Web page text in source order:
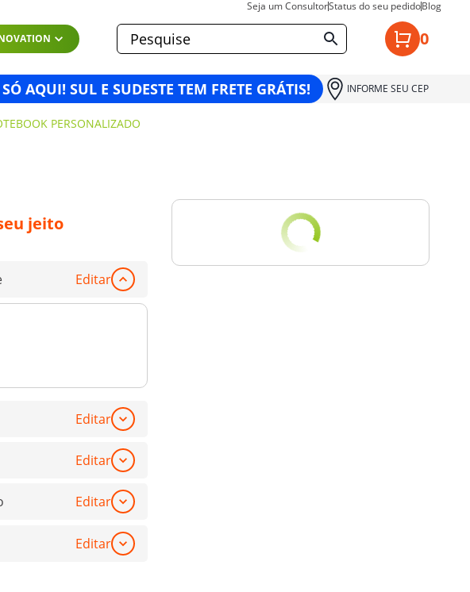
Seja um ConsultorStatus do seu pedidoBlog
0
SÓ AQUI! SUL E SUDESTE TEM FRETE GRÁTIS! INFORME SEU CEP
PERSONALIZADO
jeito
Editar
Editar
Editar
Editar
Editar